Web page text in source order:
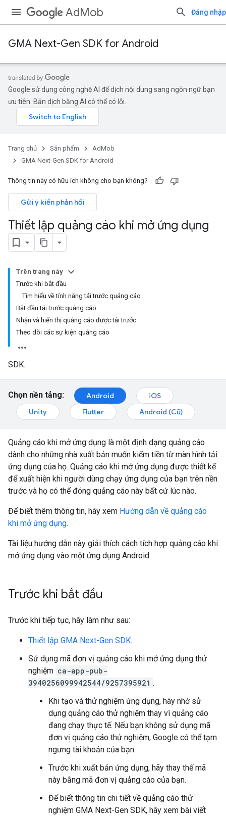
AdMob Đăng nhập
GMA Next-Gen SDK for Android
Google sử dụng công nghệ AI để dịch nội dung sang ngôn ngữ bạn
ưu tiên. Bản dịch bằng AI có thể có lỗi.
Trang chủ Sản phẩm
AdMob
GMA Next-Gen SDK for Android
Thông tin này có hữu ích không cho bạn không?
Gửi ý kiến phản hồi
Thiết lập quảng cáo khi mở ứng dụng
Trên trang này
Trước khi bắt đầu
Tìm hiểu về tính năng tải trước quảng cáo
Bắt đầu tải trước quảng cáo
Nhận và hiển thị quảng cáo được tải trước
Theo dõi các sự kiện quảng cáo
SDK.
Chọn nền tảng: Android
iOS
Unity
Flutter Android (Cũ)
Quảng cáo khi mở ứng dụng là một định dạng quảng cáo
dành cho những nhà xuất bản muốn kiếm tiền từ màn hình tải
ứng dụng của họ. Quảng cáo khi mở ứng dụng được thiết kế
để xuất hiện khi người dùng chạy ứng dụng của bạn trên nền
trước và họ có thể đóng quảng cáo này bất cứ lúc nào.
Để biết thêm thông tin, hãy xem Hướng dẫn về quảng cáo
khi mở ứng dụng.
Tài liệu hướng dẫn này giải thích cách tích hợp quảng cáo khi
mở ứng dụng vào một ứng dụng Android.
Trước khi bắt đầu
Trước khi tiếp tục, hãy làm như sau:
Thiết lập GMA Next-Gen SDK.
Sử dụng mã đơn vị quảng cáo khi mở ứng dụng thử
nghiệm ca-app-pub-
3940256099942544/9257395921 .
Khi tạo và thử nghiệm ứng dụng, hãy nhớ sử
dụng quảng cáo thử nghiệm thay vì quảng cáo
đang chạy thực tế. Nếu bạn không sử dụng mã
đơn vị quảng cáo thử nghiệm, Google có thể tạm
ngưng tài khoản của bạn.
Trước khi xuất bản ứng dụng, hãy thay thế mã
này bằng mã đơn vị quảng cáo của bạn.
Để biết thông tin chi tiết về quảng cáo thử
nghiệm GMA Next-Gen SDK, hãy xem bài viết